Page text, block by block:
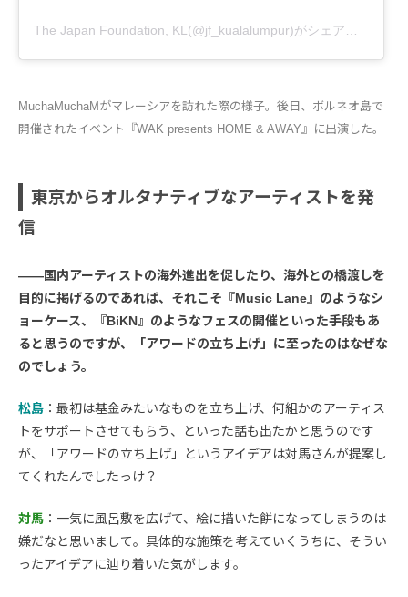
MuchaMuchaMがマレーシアを訪れた際の様子。後日、ボルネオ島で
開催されたイベント『WAK presents HOME & AWAY』に出演した。
東京からオルタナティブなアーティストを発
信
――国内アーティストの海外進出を促したり、海外との橋渡しを
目的に掲げるのであれば、それこそ『Music Lane』のようなシ
ョーケース、『BiKN』のようなフェスの開催といった手段もあ
ると思うのですが、「アワードの立ち上げ」に至ったのはなぜな
のでしょう。
松島 ：最初は基金みたいなものを立ち上げ、何組かのアーティス
トをサポートさせてもらう、といった話も出たかと思うのです
が、「アワードの立ち上げ」というアイデアは対馬さんが提案し
てくれたんでしたっけ？
対馬 ：一気に風呂敷を広げて、絵に描いた餅になってしまうのは
嫌だなと思いまして。具体的な施策を考えていくうちに、そうい
ったアイデアに辿り着いた気がします。